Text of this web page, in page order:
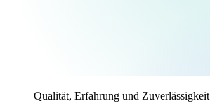
Qualität, Erfahrung und Zuverlässigkeit